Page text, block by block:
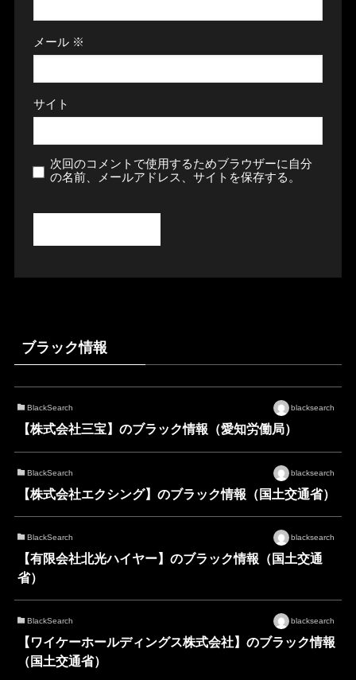
メール ※
サイト
次回のコメントで使用するためブラウザーに自分
の名前、メールアドレス、サイトを保存する。
ブラック情報
BlackSearch blacksearch
【株式会社三宝】のブラック情報（愛知労働局）
BlackSearch blacksearch
【株式会社エクシング】のブラック情報（国土交通省）
BlackSearch blacksearch
【有限会社北光ハイヤー】のブラック情報（国土交通
省）
BlackSearch blacksearch
【ワイケーホールディングス株式会社】のブラック情報
（国土交通省）